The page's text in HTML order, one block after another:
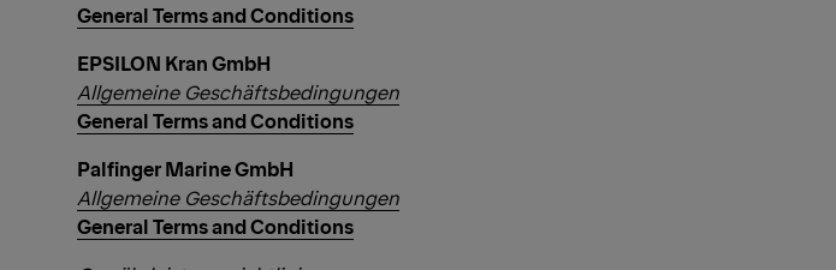
General Terms and Conditions
EPSILON Kran GmbH
Allgemeine Geschäftsbedingungen
General Terms and Conditions
Palfinger Marine GmbH
Allgemeine Geschäftsbedingungen
General Terms and Conditions